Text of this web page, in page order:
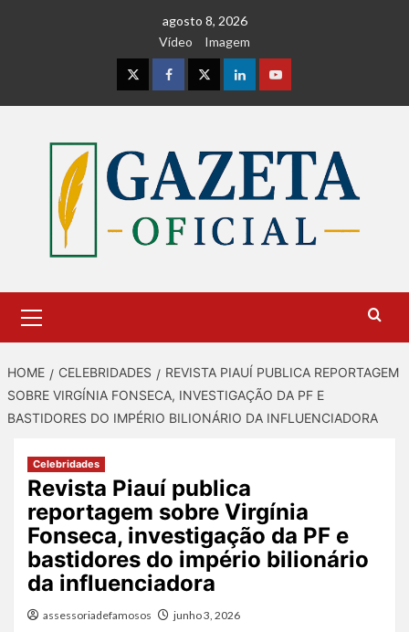
agosto 8, 2026
Vídeo
Imagem
InstagramFacebookTwitterLinkedinYoutube
Menu
HOME CELEBRIDADES
REVISTA PIAUÍ PUBLICA REPORTAGEM
SOBRE VIRGÍNIA FONSECA, INVESTIGAÇÃO DA PF E
BASTIDORES DO IMPÉRIO BILIONÁRIO DA INFLUENCIADORA
Celebridades
Revista Piauí publica
reportagem sobre Virgínia
Fonseca, investigação da PF e
bastidores do império bilionário
da influenciadora
assessoriadefamosos junho 3, 2026